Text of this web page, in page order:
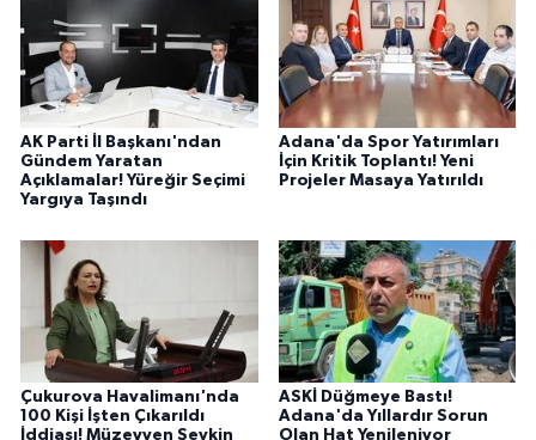
AK Parti İl Başkanı'ndan
Gündem Yaratan
Açıklamalar! Yüreğir Seçimi
Yargıya Taşındı
Adana'da Spor Yatırımları
İçin Kritik Toplantı! Yeni
Projeler Masaya Yatırıldı
Çukurova Havalimanı'nda
100 Kişi İşten Çıkarıldı
İddiası! Müzeyyen Şevkin
ASKİ Düğmeye Bastı!
Adana'da Yıllardır Sorun
Olan Hat Yenileniyor